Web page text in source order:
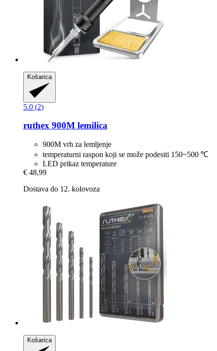
Košarica
5.0 (2)
ruthex 900M lemilica
900M vrh za lemljenje
temperaturni raspon koji se može podesiti 150~500 ℃
LED prikaz temperature
€ 48,99
Dostava do 12. kolovoza
Košarica